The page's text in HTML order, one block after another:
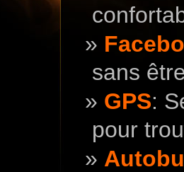
sans
GPS:
pour